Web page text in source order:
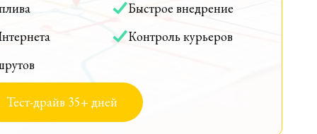
Быстрое внедрение
Контроль курьеров
Тест-драйв 35+ дней